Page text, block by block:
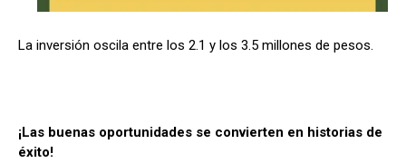
La inversión oscila entre los 2.1 y los 3.5 millones de pesos.
¡Las buenas oportunidades se convierten en historias de
éxito!